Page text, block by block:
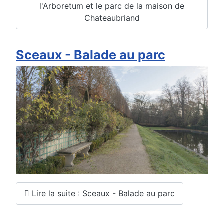
l'Arboretum et le parc de la maison de
Chateaubriand
Sceaux - Balade au parc
Lire la suite : Sceaux - Balade au parc